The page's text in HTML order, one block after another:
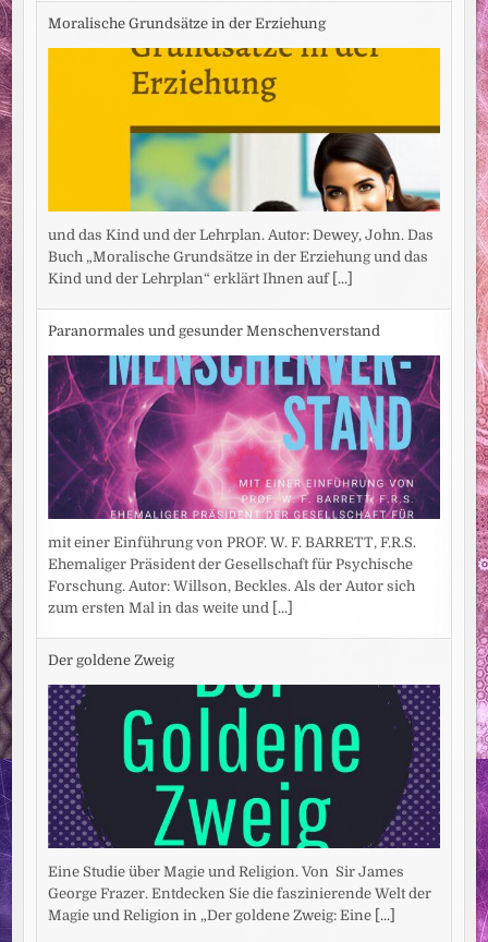
Moralische Grundsätze in der Erziehung
und das Kind und der Lehrplan. Autor: Dewey, John. Das
Buch „Moralische Grundsätze in der Erziehung und das
Kind und der Lehrplan“ erklärt Ihnen auf [...]
Paranormales und gesunder Menschenverstand
mit einer Einführung von PROF. W. F. BARRETT, F.R.S.
Ehemaliger Präsident der Gesellschaft für Psychische
Forschung. Autor: Willson, Beckles. Als der Autor sich
zum ersten Mal in das weite und [...]
Der goldene Zweig
Eine Studie über Magie und Religion. Von Sir James
George Frazer. Entdecken Sie die faszinierende Welt der
Magie und Religion in „Der goldene Zweig: Eine [...]